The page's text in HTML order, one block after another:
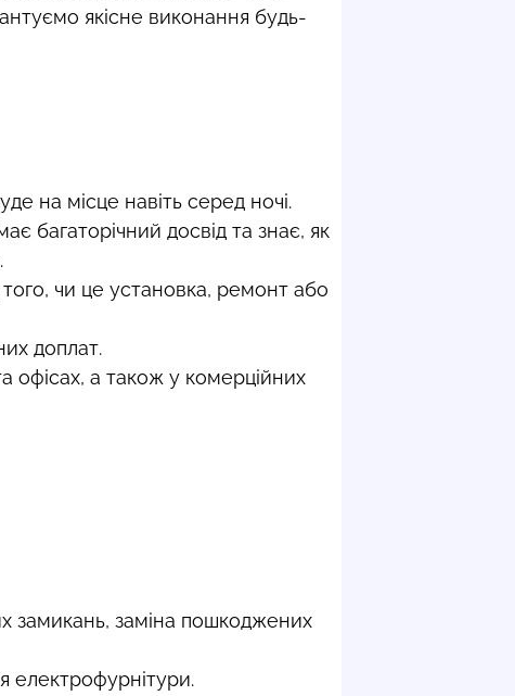
якісне виконання будь-
на місце навіть серед ночі.
багаторічний досвід та знає, як
чи це установка, ремонт або
доплат.
офісах, а також у комерційних
замикань, заміна пошкоджених